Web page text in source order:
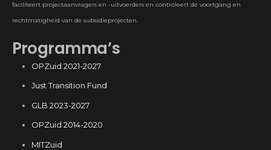
faciliteert projectaanvragers en -uitvoerders en controleert de voortgang en
rechtmatigheid van de subsidieprojecten.
Programma’s
OPZuid 2021-2027
Just Transition Fund
GLB 2023-2027
OPZuid 2014-2020
MITZuid